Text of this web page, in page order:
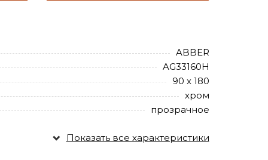
ABBER
AG33160H
90 х 180
хром
прозрачное
Показать все характеристики